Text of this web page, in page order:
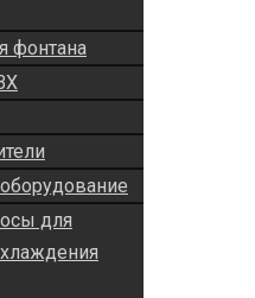
фонтана
для